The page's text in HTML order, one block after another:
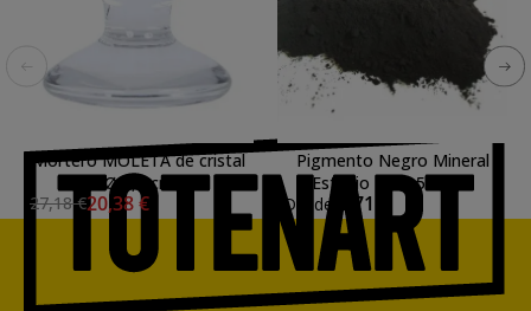
Mortero MOLETA de cristal
Ø 5,7 cm
27,18 €20,38 €
Pigmento Negro Mineral
Estudio TAT, 500 g *
Desde
1,71 €